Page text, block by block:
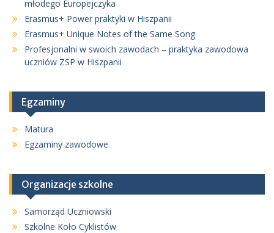
młodego Europejczyka
Erasmus+ Power praktyki w Hiszpanii
Erasmus+ Unique Notes of the Same Song
Profesjonalni w swoich zawodach – praktyka zawodowa
uczniów ZSP w Hiszpanii
Egzaminy
Matura
Egzaminy zawodowe
Organizacje szkolne
Samorząd Uczniowski
Szkolne Koło Cyklistów